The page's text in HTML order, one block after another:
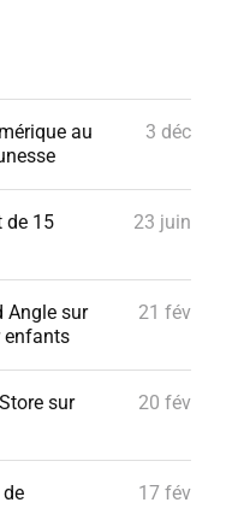
au
3 déc
de 15
23 juin
Angle sur
enfants
21 fév
sur
20 fév
17 fév